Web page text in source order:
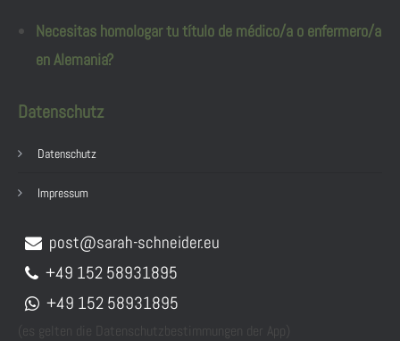
Necesitas homologar tu título de médico/a o enfermero/a
en Alemania?
Datenschutz
Datenschutz
Impressum
post@sarah-schneider.eu
+49 152 58931895
+49 152 58931895
(es gelten die Datenschutzbestimmungen der App)